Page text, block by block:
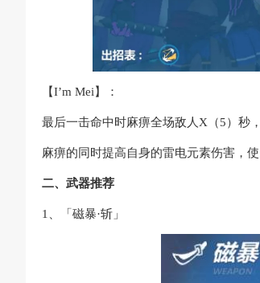
【I’m Mei】：
最后一击命中时麻痹全场敌人X（5）秒
麻痹的同时提高自身的雷电元素伤害，
二、武器推荐
1、「磁暴·斩」